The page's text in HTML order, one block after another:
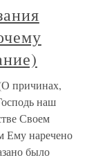
причинах,
наш
Своем
Ему наречено
было